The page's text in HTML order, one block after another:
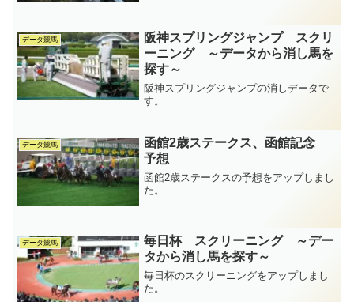
データ競馬
阪神スプリングジャンプ スクリ
ーニング ～データから消し馬を
探す～
阪神スプリングジャンプの消しデータで
す。
データ競馬
函館2歳ステークス、函館記念
予想
函館2歳ステークスの予想をアップしまし
た。
データ競馬
毎日杯 スクリーニング ～デー
タから消し馬を探す～
毎日杯のスクリーニングをアップしまし
た。